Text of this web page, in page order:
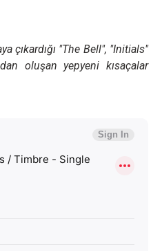
çıkardığı "The Bell", "Initials"
oluşan yepyeni kısaçalar